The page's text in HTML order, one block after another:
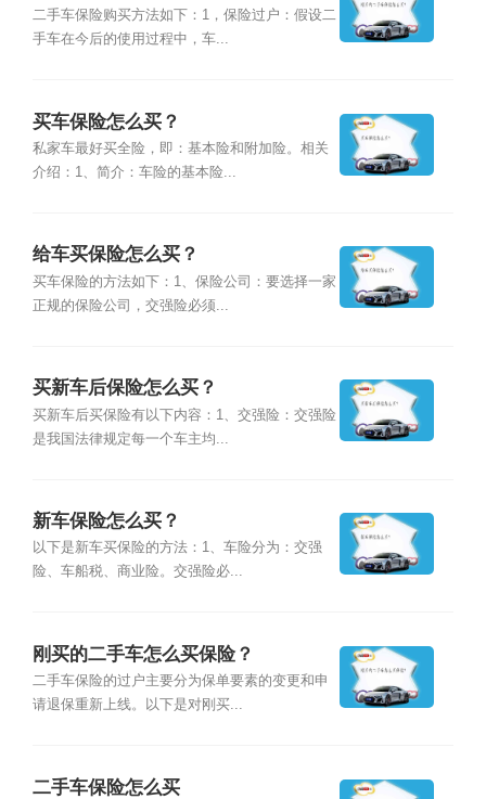
二手车保险购买方法如下：1，保险过户：假设二
手车在今后的使用过程中，车...
买车保险怎么买？
私家车最好买全险，即：基本险和附加险。相关
介绍：1、简介：车险的基本险...
给车买保险怎么买？
买车保险的方法如下：1、保险公司：要选择一家
正规的保险公司，交强险必须...
买新车后保险怎么买？
买新车后买保险有以下内容：1、交强险：交强险
是我国法律规定每一个车主均...
新车保险怎么买？
以下是新车买保险的方法：1、车险分为：交强
险、车船税、商业险。交强险必...
刚买的二手车怎么买保险？
二手车保险的过户主要分为保单要素的变更和申
请退保重新上线。以下是对刚买...
二手车保险怎么买